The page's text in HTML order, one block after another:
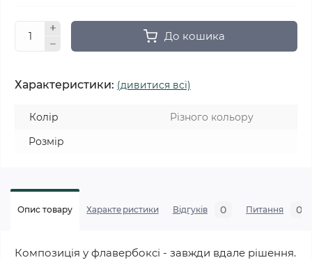
До кошика
Характеристики: (дивитися всі)
Колір
Різного кольору
Розмір
Опис товару Характеристики Відгуків 0 Питання 0
Композиція у флавербоксі - завжди вдале рішення.